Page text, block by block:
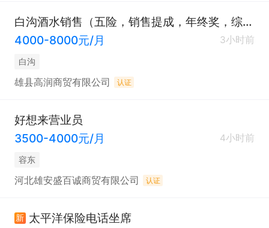
白沟酒水销售（五险，销售提成，年终奖，综合补助）
4000-8000元/月
3小时前
白沟
雄县高润商贸有限公司 认证
好想来营业员
3500-4000元/月
4小时前
容东
河北雄安盛百诚商贸有限公司 认证
新 太平洋保险电话坐席